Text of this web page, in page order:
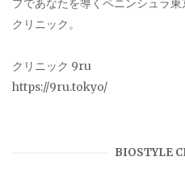
プであなたを導くペニンシュラ
クリニック。
クリニック 9ru
https://9ru.tokyo/
BIOSTYLE